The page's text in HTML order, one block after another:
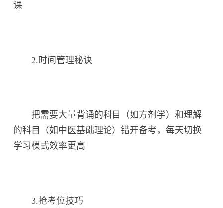
课
2.时间管理秘诀
把需要大量背诵的科目（如方剂学）和理解
的科目（如中医基础理论）错开备考，每天切换
学习模式效率更高
3.抢考位技巧